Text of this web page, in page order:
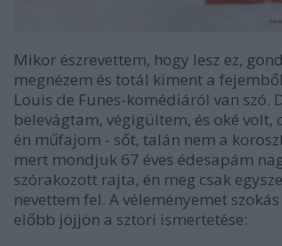
Mikor észrevettem, hogy lesz ez,
megnézem és totál kiment a
Louis de Funes-komédiáról van szó.
belevágtam, végigültem, és oké volt,
én műfajom - sőt, talán nem a
mert mondjuk 67 éves édesapám
szórakozott rajta, én meg csak
nevettem fel. A véleményemet
előbb jöjjön a sztori ismertetése: